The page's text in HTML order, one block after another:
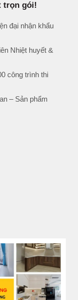
trọn gói!
đại nhận khẩu
Nhiệt huyết &
công trình thi
– Sản phẩm